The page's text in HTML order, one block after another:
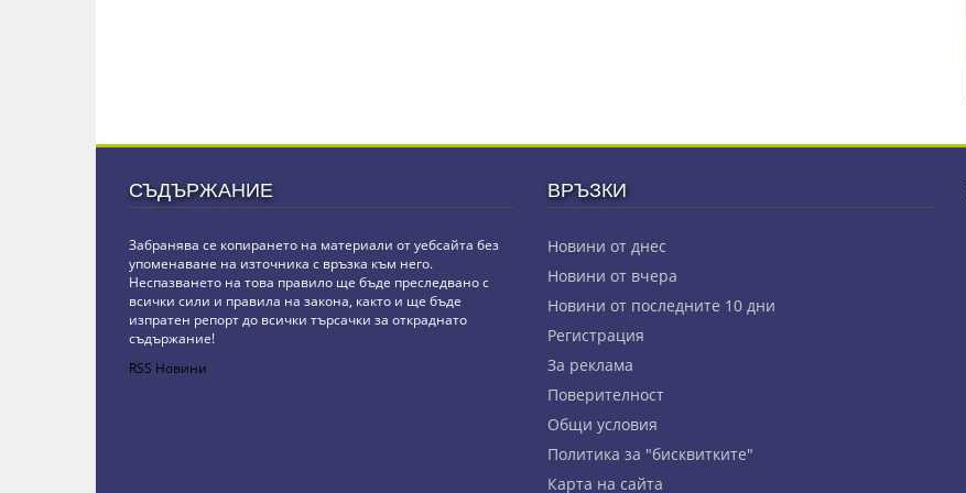
СЪДЪРЖАНИЕ
Забранява се копирането на материали от уебсайта без
упоменаване на източника с връзка към него.
Неспазването на това правило ще бъде преследвано с
всички сили и правила на закона, както и ще бъде
изпратен репорт до всички търсачки за откраднато
съдържание!
RSS Новини
ВРЪЗКИ
Новини от днес
Новини от вчера
Новини от последните 10 дни
Регистрация
За реклама
Πoвepитeлнocт
Общи условия
Политика за "бисквитките"
Карта на сайта